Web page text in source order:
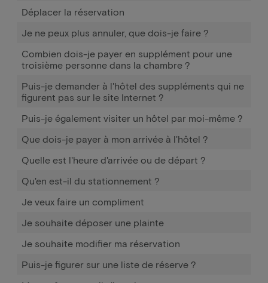
Déplacer la réservation
Je ne peux plus annuler, que dois-je faire ?
Combien dois-je payer en supplément pour une
troisième personne dans la chambre ?
Puis-je demander à l'hôtel des suppléments qui ne
figurent pas sur le site Internet ?
Puis-je également visiter un hôtel par moi-même ?
Que dois-je payer à mon arrivée à l'hôtel ?
Quelle est l'heure d'arrivée ou de départ ?
Qu'en est-il du stationnement ?
Je veux faire un compliment
Je souhaite déposer une plainte
Je souhaite modifier ma réservation
Puis-je figurer sur une liste de réserve ?